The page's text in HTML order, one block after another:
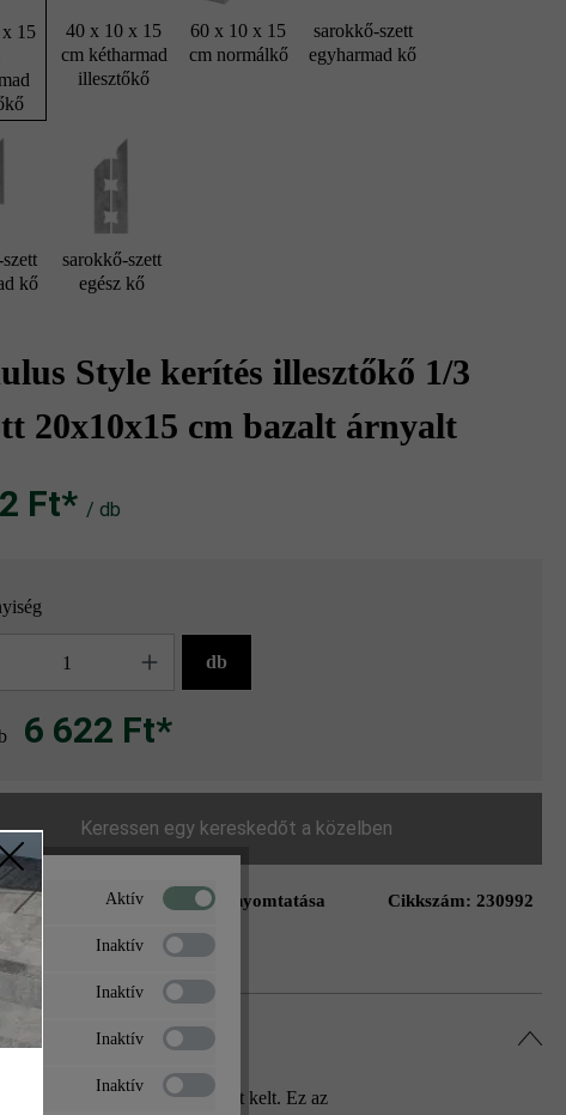
15
40 x 10 x 15
cm kétharmad
illesztőkő
60 x 10 x 15
cm normálkő
sarokkő-szett
egyharmad kő
kő
sarokkő-szett
egész kő
Style kerítés illesztőkő 1/3
20x10x15 cm bazalt árnyalt
Ft‎‎‎*/ db
db
6 622 Ft*
Keressen egy kereskedőt a közelben
a kívánságlistáhozOldal nyomtatása Cikkszám: 230992
igazán mély benyomást kelt. Ez az
Aktív
Inaktív
Inaktív
Inaktív
Inaktív